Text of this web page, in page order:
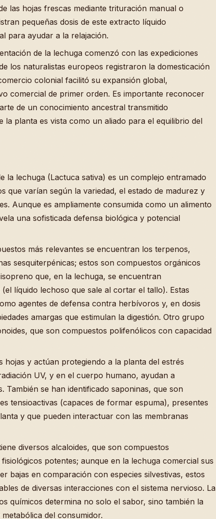
las hojas frescas mediante trituración manual o
pequeñas dosis de este extracto líquido
para ayudar a la relajación.
de la lechuga comenzó con las expediciones
los naturalistas europeos registraron la domesticación
colonial facilitó su expansión global,
comercial de primer orden. Es importante reconocer
de un conocimiento ancestral transmitido
la planta es vista como un aliado para el equilibrio del
la lechuga (Lactuca sativa) es un complejo entramado
que varían según la variedad, el estado de madurez y
Aunque es ampliamente consumida como un alimento
una sofisticada defensa biológica y potencial
más relevantes se encuentran los terpenos,
sesquiterpénicas; estos son compuestos orgánicos
que, en la lechuga, se encuentran
líquido lechoso que sale al cortar el tallo). Estas
agentes de defensa contra herbívoros y, en dosis
amargas que estimulan la digestión. Otro grupo
que son compuestos polifenólicos con capacidad
hojas y actúan protegiendo a la planta del estrés
UV, y en el cuerpo humano, ayudan a
También se han identificado saponinas, que son
tensioactivas (capaces de formar espuma), presentes
y que pueden interactuar con las membranas
diversos alcaloides, que son compuestos
potentes; aunque en la lechuga comercial sus
bajas en comparación con especies silvestivas, estos
de diversas interacciones con el sistema nervioso. La
químicos determina no solo el sabor, sino también la
del consumidor.